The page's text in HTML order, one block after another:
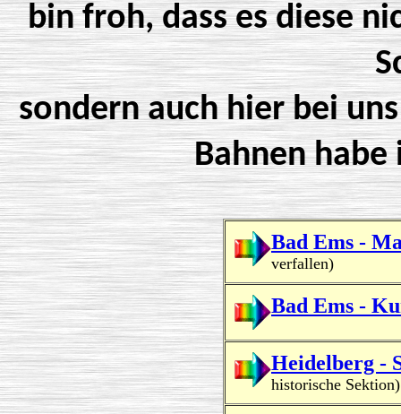
bin froh, dass es diese
sondern auch hier bei
Bahnen
Bad Ems -
verfallen)
Bad Ems -
Heidelberg -
historische Sektion)